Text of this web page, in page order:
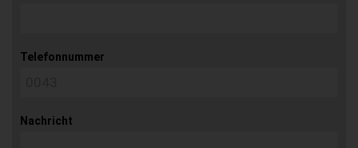
Telefonnummer
Nachricht